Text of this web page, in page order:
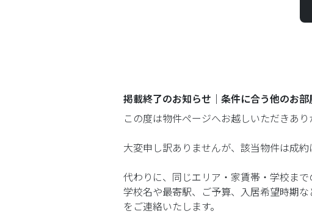
掲載終了のお知らせ｜条件に合う他のお
この度は物件ページへお越しいただきあり
大変申し訳ありませんが、該当物件は成約
代わりに、同じエリア・家賃帯・学校ま
学校名や最寄駅、ご予算、入居希望時期
をご連絡いたします。